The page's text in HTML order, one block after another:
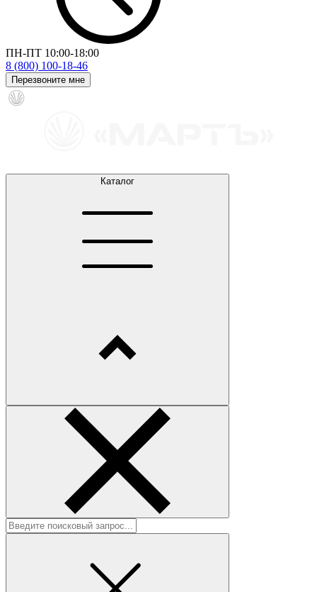
ПН-ПТ 10:00-18:00
8 (800) 100-18-46
Перезвоните мне
Каталог